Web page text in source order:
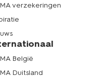
verzekeringen
België
Duitsland